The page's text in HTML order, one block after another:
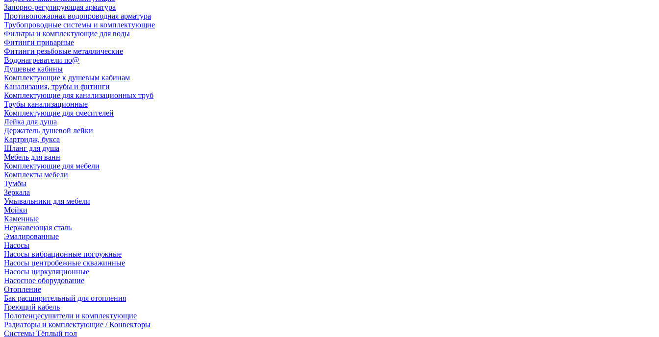
Запорно-регулирующая арматура
Противопожарная водопроводная арматура
Трубопроводные системы и комплектующие
Фильтры и комплектующие для воды
Фитинги приварные
Фитинги резьбовые металлические
Водонагреватели no@
Душевые кабины
Комплектующие к душевым кабинам
Канализация, трубы и фитинги
Комплектующие для канализационных труб
Трубы канализационные
Комплектующие для смесителей
Лейка для душа
Держатель душевой лейки
Картридж, букса
Шланг для душа
Мебель для ванн
Комплектующие для мебели
Комплекты мебели
Тумбы
Зеркала
Умывальники для мебели
Мойки
Каменные
Нержавеющая сталь
Эмалированные
Насосы
Насосы вибрационные погружные
Насосы центробежные скважинные
Насосы циркуляционные
Насосное оборудование
Отопление
Бак расширительный для отопления
Греющий кабель
Полотенцесушители и комплектующие
Радиаторы и комплектующие / Конвекторы
Системы Тёплый пол